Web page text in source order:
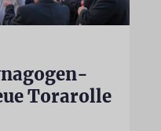
Torarolle